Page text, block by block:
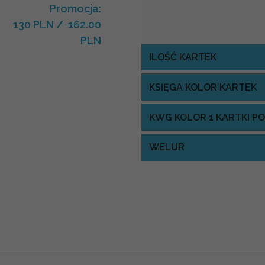
Promocja:
130 PLN / 162.00
PLN
ILOŚĆ KARTEK
KSIĘGA KOLOR KARTEK
KWG KOLOR 1 KARTKI
WELUR